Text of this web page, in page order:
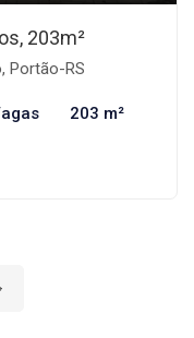
203m²
Portão-RS
203 m²
›